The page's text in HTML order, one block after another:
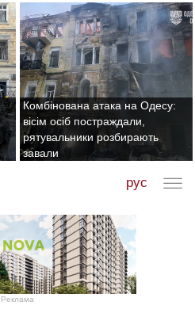
Комбінована атака на Одесу:
вісім осіб постраждали,
рятувальники розбирають
завали
рус
Реклама